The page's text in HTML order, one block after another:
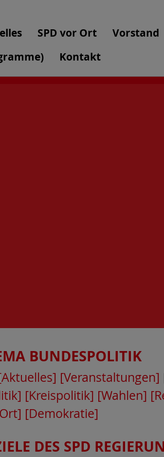
SPD vor Ort Vorstand
Kontakt
BUNDESPOLITIK
[Veranstaltungen]
[Kreispolitik] [Wahlen]
[Demokratie]
DES SPD